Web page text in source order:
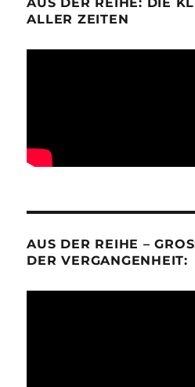
ALLER ZEITEN
AUS DER REIHE –
ER VERGANGENHEIT: